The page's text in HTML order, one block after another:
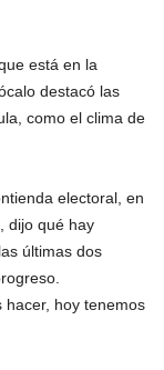
está en la
destacó las
como el clima de
electoral, en
dijo qué hay
últimas dos
hacer, hoy tenemos